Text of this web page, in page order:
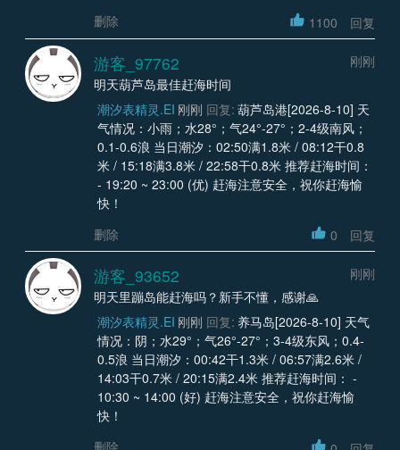
删除
1100 回复
游客_97762
刚刚
明天葫芦岛最佳赶海时间
潮汐表精灵.EI 刚刚 回复: 葫芦岛港[2026-8-10] 天
气情况：小雨；水28°；气24°-27°；2-4级南风；
0.1-0.6浪 当日潮汐：02:50满1.8米 / 08:12干0.8
米 / 15:18满3.8米 / 22:58干0.8米 推荐赶海时间：
- 19:20 ~ 23:00 (优) 赶海注意安全，祝你赶海愉
快！
删除
0 回复
游客_93652
刚刚
明天里蹦岛能赶海吗？新手不懂，感谢🙏
潮汐表精灵.EI 刚刚 回复: 养马岛[2026-8-10] 天气
情况：阴；水29°；气26°-27°；3-4级东风；0.4-
0.5浪 当日潮汐：00:42干1.3米 / 06:57满2.6米 /
14:03干0.7米 / 20:15满2.4米 推荐赶海时间： -
10:30 ~ 14:00 (好) 赶海注意安全，祝你赶海愉
快！